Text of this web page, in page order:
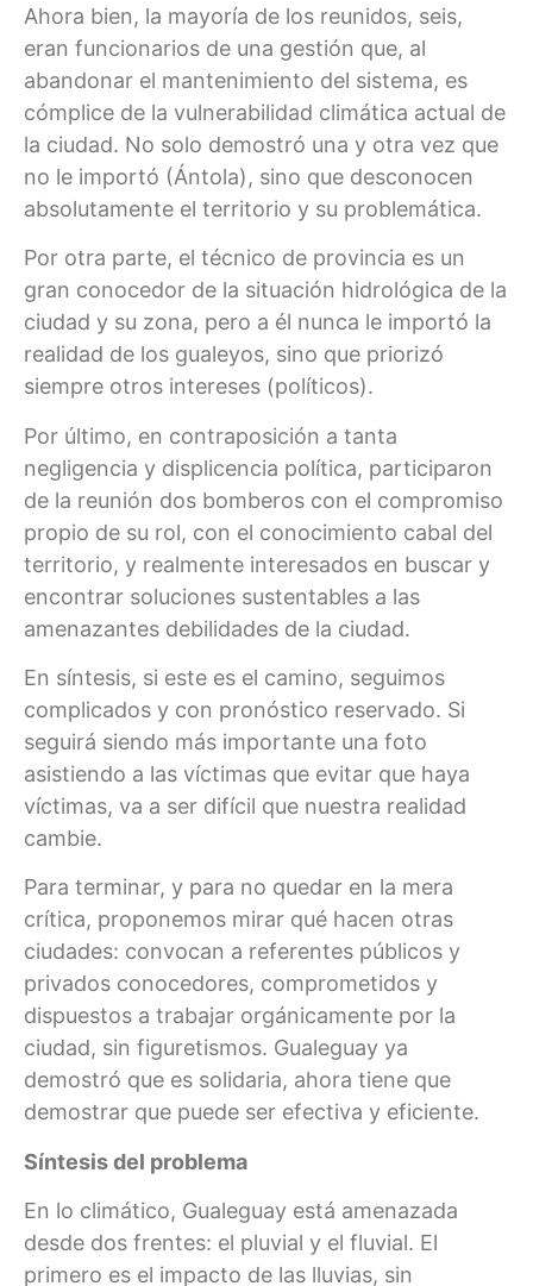
Ahora bien, la mayoría de los reunidos, seis,
eran funcionarios de una gestión que, al
abandonar el mantenimiento del sistema, es
cómplice de la vulnerabilidad climática actual de
la ciudad. No solo demostró una y otra vez que
no le importó (Ántola), sino que desconocen
absolutamente el territorio y su problemática.
Por otra parte, el técnico de provincia es un
gran conocedor de la situación hidrológica de la
ciudad y su zona, pero a él nunca le importó la
realidad de los gualeyos, sino que priorizó
siempre otros intereses (políticos).
Por último, en contraposición a tanta
negligencia y displicencia política, participaron
de la reunión dos bomberos con el compromiso
propio de su rol, con el conocimiento cabal del
territorio, y realmente interesados en buscar y
encontrar soluciones sustentables a las
amenazantes debilidades de la ciudad.
En síntesis, si este es el camino, seguimos
complicados y con pronóstico reservado. Si
seguirá siendo más importante una foto
asistiendo a las víctimas que evitar que haya
víctimas, va a ser difícil que nuestra realidad
cambie.
Para terminar, y para no quedar en la mera
crítica, proponemos mirar qué hacen otras
ciudades: convocan a referentes públicos y
privados conocedores, comprometidos y
dispuestos a trabajar orgánicamente por la
ciudad, sin figuretismos. Gualeguay ya
demostró que es solidaria, ahora tiene que
demostrar que puede ser efectiva y eficiente.
Síntesis del problema
En lo climático, Gualeguay está amenazada
desde dos frentes: el pluvial y el fluvial. El
primero es el impacto de las lluvias, sin